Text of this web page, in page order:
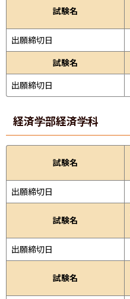
試験名
出願締切日
試験名
出願締切日
経済学部経済学科
試験名
出願締切日
試験名
出願締切日
試験名